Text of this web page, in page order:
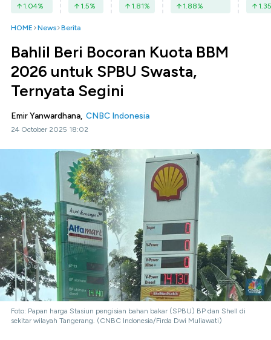
1.04% 1.5% 1.81% 1.88% 1.35
HOME News Berita
Bahlil Beri Bocoran Kuota BBM
2026 untuk SPBU Swasta,
Ternyata Segini
Emir Yanwardhana, CNBC Indonesia
24 October 2025 18:02
Foto: Papan harga Stasiun pengisian bahan bakar (SPBU) BP dan Shell di
sekitar wilayah Tangerang. (CNBC Indonesia/Firda Dwi Muliawati)